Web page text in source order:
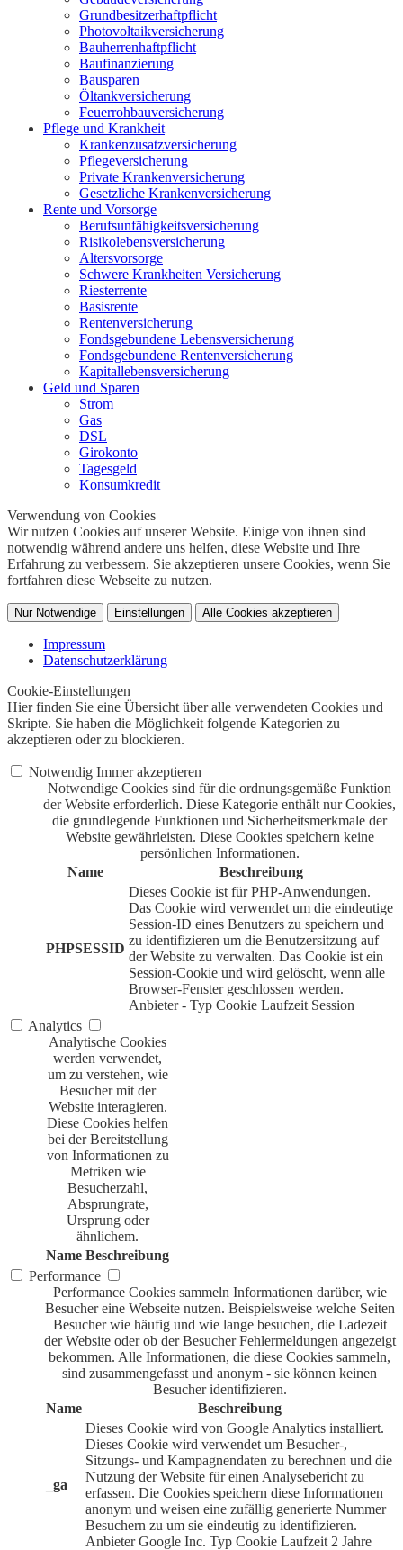
Grundbesitzerhaftpflicht
Photovoltaikversicherung
Bauherrenhaftpflicht
Baufinanzierung
Bausparen
Öltankversicherung
Feuerrohbauversicherung
Pflege und Krankheit
Krankenzusatzversicherung
Pflegeversicherung
Private Krankenversicherung
Gesetzliche Krankenversicherung
Rente und Vorsorge
Berufs­unfähigkeitsversicherung
Risikolebensversicherung
Altersvorsorge
Schwere Krankheiten Versicherung
Riesterrente
Basisrente
Rentenversicherung
Fondsgebundene Lebensversicherung
Fondsgebundene Rentenversicherung
Kapitallebensversicherung
Geld und Sparen
Strom
Gas
DSL
Girokonto
Tagesgeld
Konsumkredit
Verwendung von Cookies
Wir nutzen Cookies auf unserer Website. Einige von ihnen sind
notwendig während andere uns helfen, diese Website und Ihre
Erfahrung zu verbessern. Sie akzeptieren unsere Cookies, wenn Sie
fortfahren diese Webseite zu nutzen.
Nur Notwendige Einstellungen Alle Cookies akzeptieren
Impressum
Datenschutzerklärung
Cookie-Einstellungen
Hier finden Sie eine Übersicht über alle verwendeten Cookies und
Skripte. Sie haben die Möglichkeit folgende Kategorien zu
akzeptieren oder zu blockieren.
Notwendig Immer akzeptieren
Notwendige Cookies sind für die ordnungsgemäße Funktion
der Website erforderlich. Diese Kategorie enthält nur Cookies,
die grundlegende Funktionen und Sicherheitsmerkmale der
Website gewährleisten. Diese Cookies speichern keine
persönlichen Informationen.
Name
Beschreibung
PHPSESSID
Dieses Cookie ist für PHP-Anwendungen.
Das Cookie wird verwendet um die eindeutige
Session-ID eines Benutzers zu speichern und
zu identifizieren um die Benutzersitzung auf
der Website zu verwalten. Das Cookie ist ein
Session-Cookie und wird gelöscht, wenn alle
Browser-Fenster geschlossen werden.
Anbieter - Typ Cookie Laufzeit Session
Analytics
Analytische Cookies
werden verwendet,
um zu verstehen, wie
Besucher mit der
Website interagieren.
Diese Cookies helfen
bei der Bereitstellung
von Informationen zu
Metriken wie
Besucherzahl,
Absprungrate,
Ursprung oder
ähnlichem.
Name Beschreibung
Performance
Performance Cookies sammeln Informationen darüber, wie
Besucher eine Webseite nutzen. Beispielsweise welche Seiten
Besucher wie häufig und wie lange besuchen, die Ladezeit
der Website oder ob der Besucher Fehlermeldungen angezeigt
bekommen. Alle Informationen, die diese Cookies sammeln,
sind zusammengefasst und anonym - sie können keinen
Besucher identifizieren.
Name
Beschreibung
_ga
Dieses Cookie wird von Google Analytics installiert.
Dieses Cookie wird verwendet um Besucher-,
Sitzungs- und Kampagnendaten zu berechnen und die
Nutzung der Website für einen Analysebericht zu
erfassen. Die Cookies speichern diese Informationen
anonym und weisen eine zufällig generierte Nummer
Besuchern zu um sie eindeutig zu identifizieren.
Anbieter Google Inc. Typ Cookie Laufzeit 2 Jahre